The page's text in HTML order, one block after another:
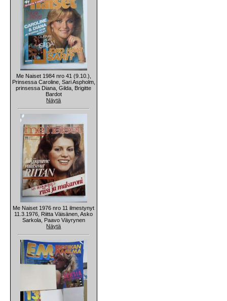
Me Naiset 1984 nro 41 (9.10.),
Prinsessa Caroline, Sari Aspholm,
prinsessa Diana, Gilda, Brigitte
Bardot
Näytä
Me Naiset 1976 nro 11 ilmestynyt
11.3.1976, Riitta Väisänen, Asko
Sarkola, Paavo Väyrynen
Näytä